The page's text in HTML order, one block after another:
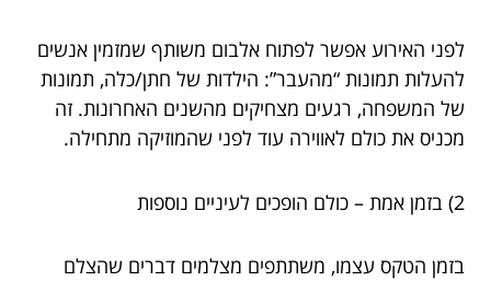
לפני האירוע אפשר לפתוח אלבום משותף שמזמין אנשים
להעלות תמונות “מהעבר”: הילדות של חתן/כלה, תמונות
של המשפחה, רגעים מצחיקים מהשנים האחרונות. זה
מכניס את כולם לאווירה עוד לפני שהמוזיקה מתחילה.
2) בזמן אמת – כולם הופכים לעיניים נוספות
בזמן הטקס עצמו, משתתפים מצלמים דברים שהצלם